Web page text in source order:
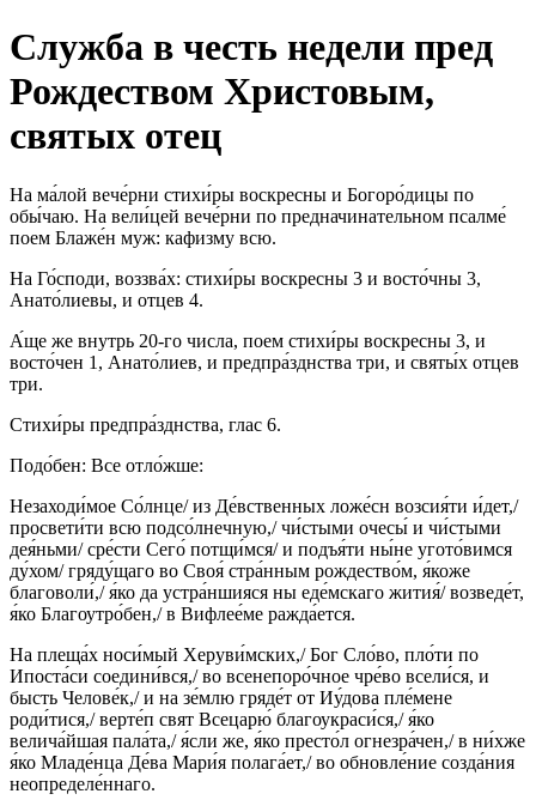
Служба в честь недели пред
Рождеством Христовым,
святых отец
На ма́лой вече́рни стихи́ры воскресны и Богоро́дицы по
обы́чаю. На вели́цей вече́рни по предначинательном псалме́
поем Блаже́н муж: кафизму всю.
На Го́споди, воззва́х: стихи́ры воскресны 3 и восто́чны 3,
Анато́лиевы, и отцев 4.
А́ще же внутрь 20-го числа, поем стихи́ры воскресны 3, и
восто́чен 1, Анато́лиев, и предпра́зднства три, и святы́х отцев
три.
Стихи́ры предпра́зднства, глас 6.
Подо́бен: Все отло́жше:
Незаходи́мое Со́лнце/ из Де́вственных ложе́сн возсия́ти и́дет,/
просвети́ти всю подсо́лнечную,/ чи́стыми очесы́ и чи́стыми
дея́ньми/ сре́сти Сего́ потщи́мся/ и подъя́ти ны́не угото́вимся
ду́хом/ гряду́щаго во Своя́ стра́нным рождество́м, я́коже
благоволи́,/ я́ко да устра́ншияся ны еде́мскаго жития́/ возведе́т,
я́ко Благоутро́бен,/ в Вифлее́ме ражда́ется.
На плеща́х носи́мый Херуви́мских,/ Бог Сло́во, пло́ти по
Ипоста́си соедини́вся,/ во всенепоро́чное чре́во всели́ся, и
бысть Челове́к,/ и на зе́млю гряде́т от Иу́дова пле́мене
роди́тися,/ верте́п свят Всецарю́ благоукраси́ся,/ я́ко
велича́йшая пала́та,/ я́сли же, я́ко престо́л огнезра́чен,/ в ни́хже
я́ко Младе́нца Де́ва Мари́я полага́ет,/ во обновле́ние созда́ния
неопределе́ннаго.